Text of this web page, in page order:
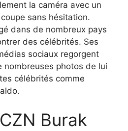
la caméra avec un
sans hésitation.
dans de nombreux pays
des célébrités. Ses
sociaux regorgent
nombreuses photos de lui
célébrités comme
Burak